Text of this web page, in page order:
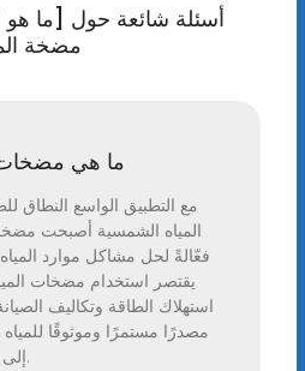
مضخة
ما هي مضخات
مع التطبيق الواسع النطاق
المياه الشمسية أصبحت
فعّالةً لحل مشاكل موارد المياه
يقتصر استخدام مضخات
استهلاك الطاقة وتكاليف
مصدرًا مستمرًا وموثوقًا
إلى إمدادات طاقة مستقرة.